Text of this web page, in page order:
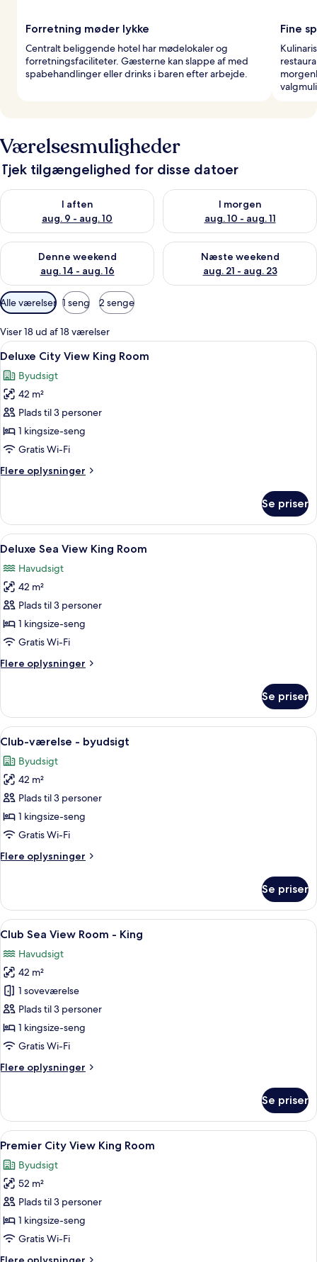
Forretning møder lykke
Centralt beliggende hotel har mødelokaler og
forretningsfaciliteter. Gæsterne kan slappe af med
spabehandlinger eller drinks i baren efter arbejde.
Fine
Værelsesmuligheder
Tjek tilgængelighed for disse datoer
I aften
aug. 9 - aug. 10
Tjek tilgængelighed for i aften aug. 9 - aug. 10
I morgen
aug. 10 - aug. 11
Tjek tilgængelighed for i
Denne weekend
aug. 14 - aug. 16
Tjek tilgængelighed for denne weekend aug. 14 - aug. 16
Næste weekend
aug. 21 - aug. 23
Tjek tilgængelighed for næste
Tilgængelige
filtre
for
værelser
Alle værelser 1 seng 2 senge
Viser 18 ud af 18 værelser
Indlæs
alle
billeder
af
Deluxe
City
View
Room
Et hotelværelse med en stor seng,
5
Deluxe City View King Room
Byudsigt
42 m²
Plads til 3 personer
1 kingsize-seng
Gratis Wi-Fi
Flere oplysninger
Flere
City
View
King
Se priser
Indlæs
alle
billeder
af
Deluxe
Sea
View
Room
Et hotelværelse med en stor seng,
5
Deluxe Sea View King Room
Havudsigt
42 m²
Plads til 3 personer
1 kingsize-seng
Gratis Wi-Fi
Flere oplysninger
Flere
Sea
View
King
Se priser
Indlæs
alle
billeder
af
Club-
værelse
-
Et hotelværelse med en stor seng,
6
Club-værelse - byudsigt
Byudsigt
42 m²
Plads til 3 personer
1 kingsize-seng
Gratis Wi-Fi
Flere oplysninger
Flere
værelse
byudsigt
Se priser
Indlæs
alle
billeder
af
Club
Sea
View
Room
King
Et hotelværelse med en stor seng,
5
Club Sea View Room - King
Havudsigt
42 m²
1 soveværelse
Plads til 3 personer
1 kingsize-seng
Gratis Wi-Fi
Flere oplysninger
Flere
Sea
View
Room
King
Se priser
Indlæs
alle
billeder
af
Premier
City
View
Et hotelværelse med en seng, et
5
Premier City View King Room
Byudsigt
52 m²
Plads til 3 personer
1 kingsize-seng
Gratis Wi-Fi
Flere